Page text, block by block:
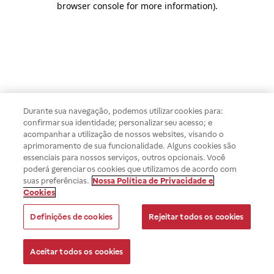
browser console for more information).
Durante sua navegação, podemos utilizar cookies para:
confirmar sua identidade; personalizar seu acesso; e
acompanhar a utilização de nossos websites, visando o
aprimoramento de sua funcionalidade. Alguns cookies são
essenciais para nossos serviços, outros opcionais. Você
poderá gerenciar os cookies que utilizamos de acordo com
suas preferências. Nossa Política de Privacidade e
Cookies
Definições de cookies Rejeitar todos os cookies
Aceitar todos os cookies